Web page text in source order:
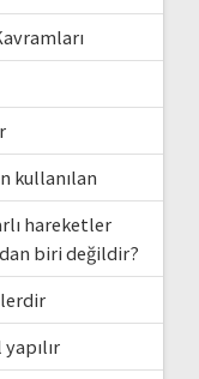
kullanılan
hareketler
biri değildir?